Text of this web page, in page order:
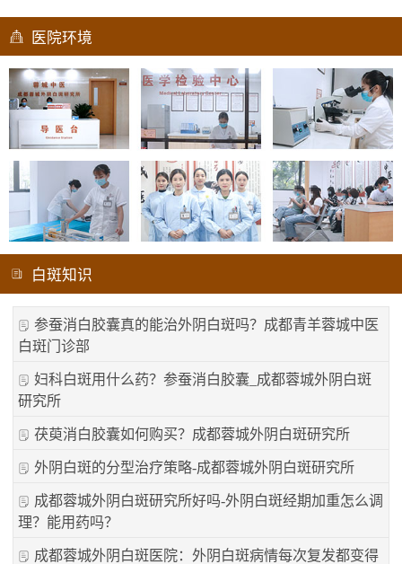
医院环境
白斑知识
参蚕消白胶囊真的能治外阴白斑吗？成都青羊蓉城中医
白斑门诊部
妇科白斑用什么药？参蚕消白胶囊_成都蓉城外阴白斑
研究所
茯萸消白胶囊如何购买？成都蓉城外阴白斑研究所
外阴白斑的分型治疗策略-成都蓉城外阴白斑研究所
成都蓉城外阴白斑研究所好吗-外阴白斑经期加重怎么调
理？能用药吗？
成都蓉城外阴白斑医院：外阴白斑病情每次复发都变得